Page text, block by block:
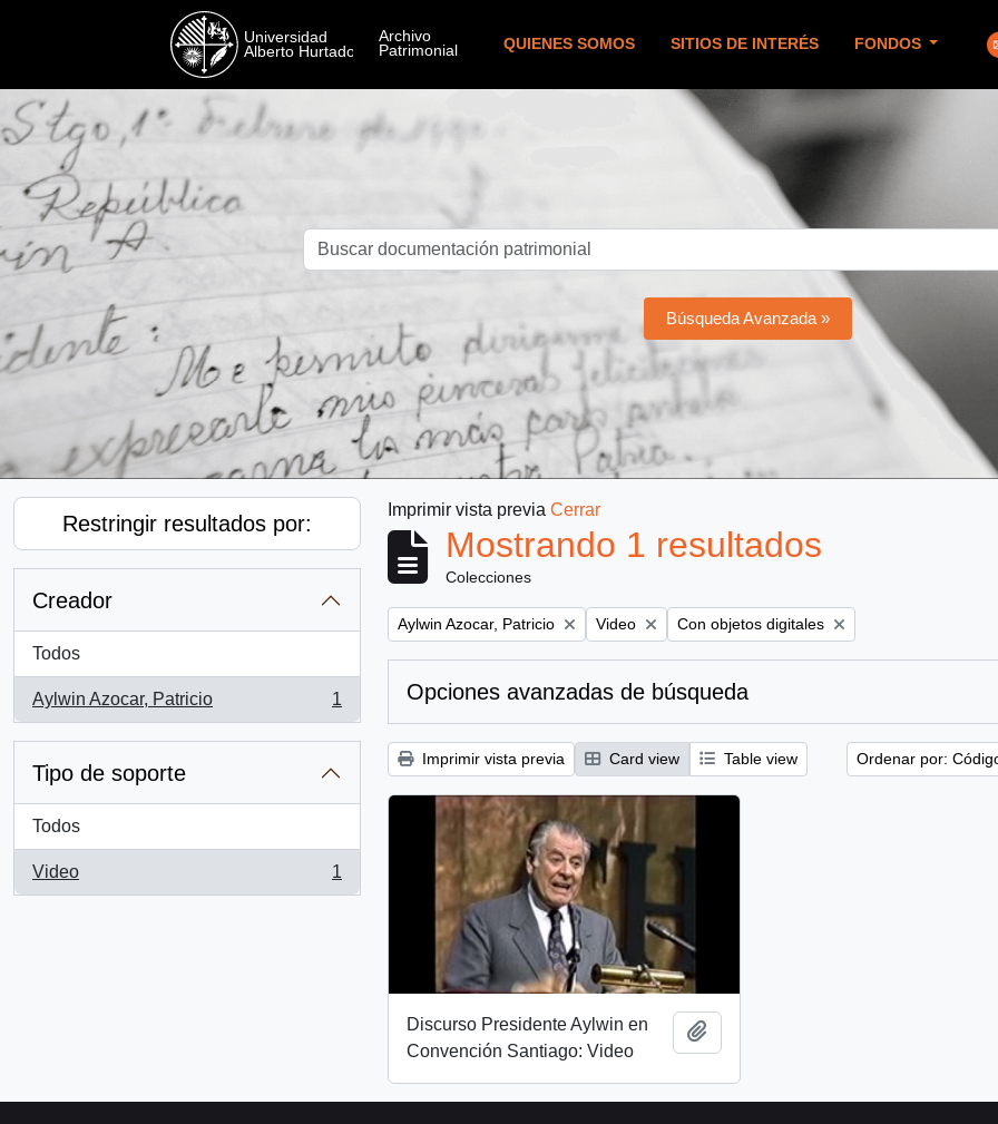
QUIENES SOMOS SITIOS DE INTERÉS FONDOS
Búsqueda Avanzada »
Restringir resultados por:
Creador
Todos
Aylwin Azocar, Patricio
, 1 resultados
1
Tipo de soporte
Todos
Video
, 1 resultados
1
Imprimir vista previa Cerrar
Mostrando 1 resultados
Colecciones
Remove filter:
Aylwin Azocar, Patricio Remove filter:
Video Remove filter:
Con objetos digitales
Opciones avanzadas de búsqueda
Imprimir vista previa Card view Table view Ordenar por:
Discurso Presidente Aylwin en
Convención Santiago: Video